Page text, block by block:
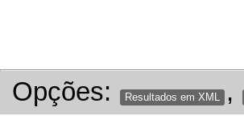
Opções: Resultados em XML ,